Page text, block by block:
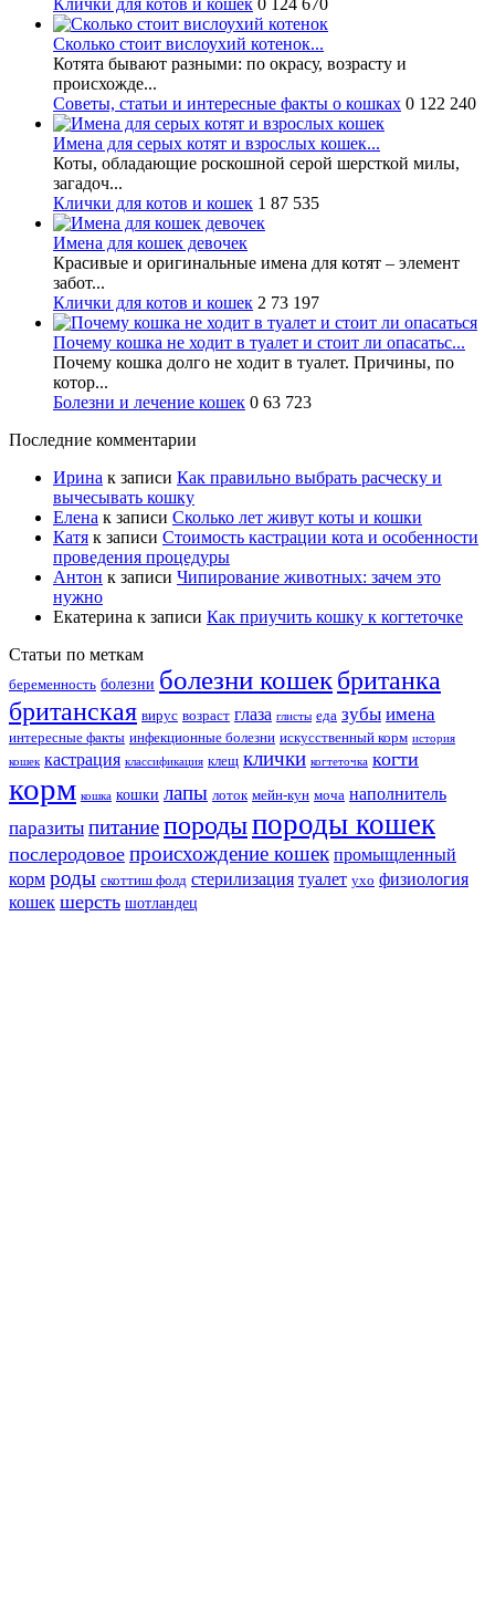
Клички для котов и кошек 0 124 670
Сколько стоит вислоухий котенок...
Котята бывают разными: по окрасу, возрасту и
происхожде...
Советы, статьи и интересные факты о кошках 0 122 240
Имена для серых котят и взрослых кошек...
Коты, обладающие роскошной серой шерсткой милы,
загадоч...
Клички для котов и кошек 1 87 535
Имена для кошек девочек
Красивые и оригинальные имена для котят – элемент
забот...
Клички для котов и кошек 2 73 197
Почему кошка не ходит в туалет и стоит ли опасатьс...
Почему кошка долго не ходит в туалет. Причины, по
котор...
Болезни и лечение кошек 0 63 723
Последние комментарии
Ирина к записи Как правильно выбрать расческу и
вычесывать кошку
Елена к записи Сколько лет живут коты и кошки
Катя к записи Стоимость кастрации кота и особенности
проведения процедуры
Антон к записи Чипирование животных: зачем это
нужно
Екатерина к записи Как приучить кошку к когтеточке
Статьи по меткам
беременность болезни болезни кошекбританка
британская вирус возраст глаза глисты еда зубы имена
интересные факты инфекционные болезни искусственный корм история
кошек кастрация классификация клещ клички когтеточка когти
корм кошка кошки лапы лоток мейн-кун моча наполнитель
паразиты питаниепородыпороды кошек
послеродовое происхождение кошек промыщленный
корм роды скоттиш фолд стерилизация туалет ухо физиология
кошек шерсть шотландец